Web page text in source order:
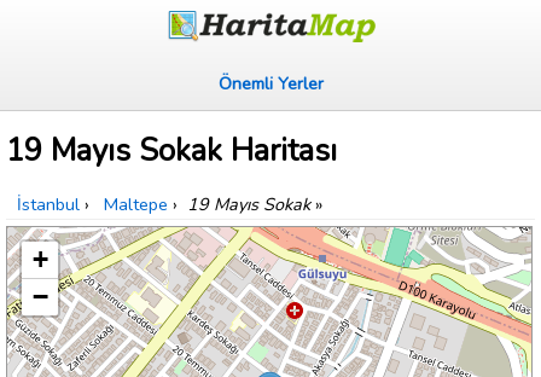
Önemli Yerler
19 Mayıs Sokak Haritası
İstanbul › Maltepe › 19 Mayıs Sokak»
+
−